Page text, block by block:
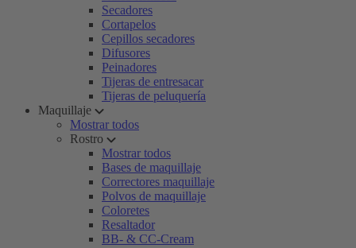
Secadores
Cortapelos
Cepillos secadores
Difusores
Peinadores
Tijeras de entresacar
Tijeras de peluquería
Maquillaje
Mostrar todos
Rostro
Mostrar todos
Bases de maquillaje
Correctores maquillaje
Polvos de maquillaje
Coloretes
Resaltador
BB- & CC-Cream